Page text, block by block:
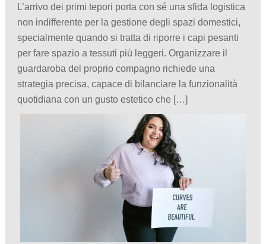
L’arrivo dei primi tepori porta con sé una sfida logistica
non indifferente per la gestione degli spazi domestici,
specialmente quando si tratta di riporre i capi pesanti
per fare spazio a tessuti più leggeri. Organizzare il
guardaroba del proprio compagno richiede una
strategia precisa, capace di bilanciare la funzionalità
quotidiana con un gusto estetico che […]